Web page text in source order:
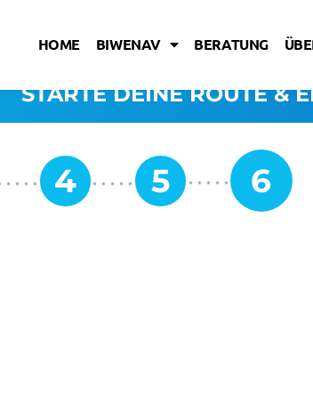
HOME BIWENAV BERATUNG
STARTE DEINE ROUTE &